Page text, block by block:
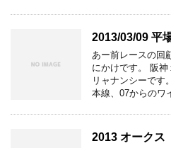
2013/03/09 平
あー前レースの回
にかけです。 阪
リャナンシーです
本線、07からのワ
2013 オーク